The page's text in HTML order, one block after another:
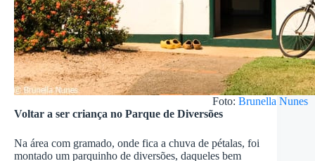
Foto: Brunella Nunes
Voltar a ser criança no Parque de Diversões
Na área com gramado, onde fica a chuva de pétalas, foi
montado um parquinho de diversões, daqueles bem